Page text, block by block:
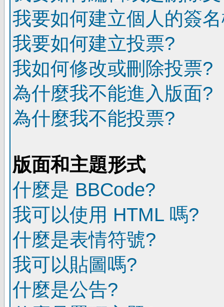
我要如何建立個人的簽
我要如何建立投票?
我如何修改或刪除投票?
為什麼我不能進入版面?
為什麼我不能投票?
版面和主題形式
什麼是 BBCode?
我可以使用 HTML 嗎?
什麼是表情符號?
我可以貼圖嗎?
什麼是公告?